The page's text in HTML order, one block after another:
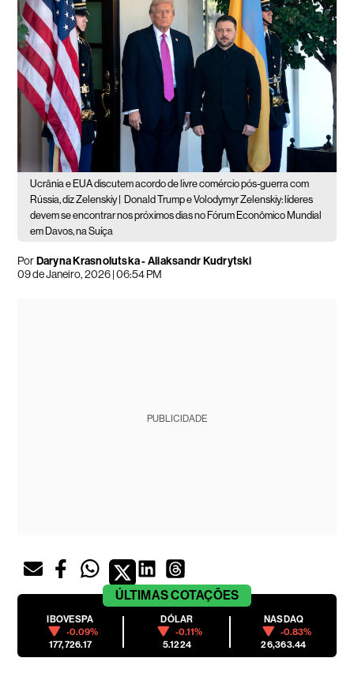
Ucrânia e EUA discutem acordo de livre comércio pós-guerra com
Rússia, diz Zelenskiy |
Donald Trump e Volodymyr Zelenskiy: líderes
devem se encontrar nos próximos dias no Fórum Econômico Mundial
em Davos, na Suíça
PorDaryna Krasnolutska - Aliaksandr Kudrytski
09 de Janeiro, 2026 | 06:54 PM
PUBLICIDADE
ÚLTIMASCOTAÇÕES
IBOVESPA
-0.09%
177,726.17
DÓLAR
-0.11%
5.1224
NASDAQ
-0.83%
26,363.44